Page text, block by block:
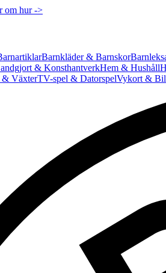
om hur ->
Barnkläder & Barnskor
& KonsthantverkHem & Hushåll
& VäxterTV-spel & DatorspelVykort &